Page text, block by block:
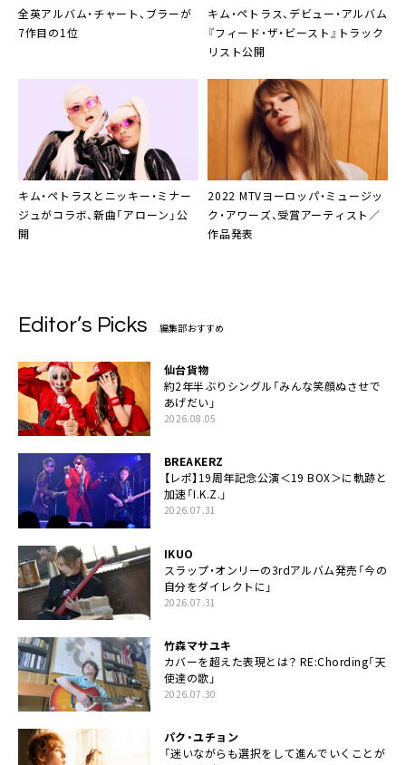
全英アルバム・チャート、ブラーが
7作目の1位
キム・ペトラス、デビュー・アルバム
『フィード・ザ・ビースト』トラック
リスト公開
キム・ペトラスとニッキー・ミナー
ジュがコラボ、新曲「アローン」公
開
2022 MTVヨーロッパ・ミュージッ
ク・アワーズ、受賞アーティスト／
作品発表
Editor’s Picks 編集部おすすめ
仙台貨物
約2年半ぶりシングル「みんな笑顔ぬさせで
あげだい」
2026.08.05
BREAKERZ
【レポ】19周年記念公演＜19 BOX＞に軌跡と
加速「I.K.Z.」
2026.07.31
IKUO
スラップ・オンリーの3rdアルバム発売「今の
自分をダイレクトに」
2026.07.31
竹森マサユキ
カバーを超えた表現とは？ RE:Chording「天
使達の歌」
2026.07.30
パク・ユチョン
「迷いながらも選択をして進んでいくことが